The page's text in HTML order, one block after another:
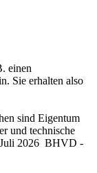
einen
Sie erhalten also
sind Eigentum
und technische
Juli 2026 BHVD -